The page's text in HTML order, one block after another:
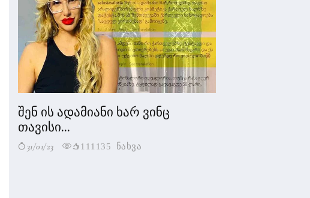
შენ ის ადამიანი ხარ ვინც
თავისი...
31/01/23 111135 ნახვა